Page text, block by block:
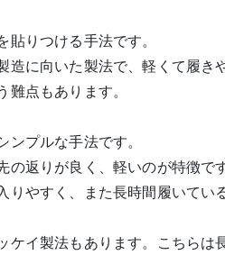
りつける手法です。
造に向いた製法で、軽くて履き
点もあります。
プルな手法です。
の返りが良く、軽いのが特徴で
りやすく、また長時間履いてい
イ製法もあります。こちらは